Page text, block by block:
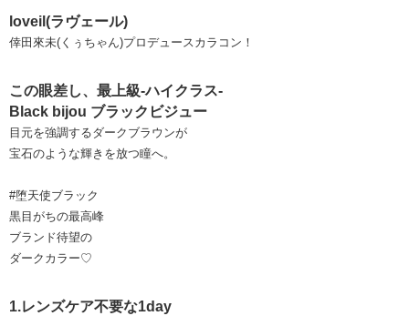
loveil(ラヴェール)
倖田來未(くぅちゃん)プロデュースカラコン！
この眼差し、最上級-ハイクラス-
Black bijou ブラックビジュー
目元を強調するダークブラウンが
宝石のような輝きを放つ瞳へ。
#堕天使ブラック
黒目がちの最高峰
ブランド待望の
ダークカラー♡
1.レンズケア不要な1day